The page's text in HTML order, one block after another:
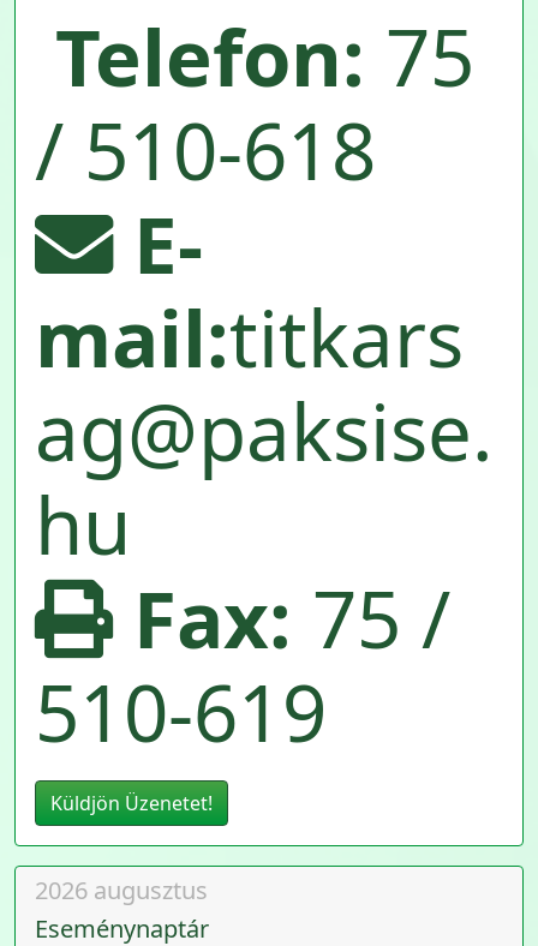
Telefon: 75
/ 510-618
E-
mail:titkars
ag@paksise.
hu
Fax: 75 /
510-619
Küldjön Üzenetet!
2026 augusztus
Eseménynaptár